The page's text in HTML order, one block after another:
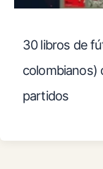
30 libros de
colombianos)
partidos